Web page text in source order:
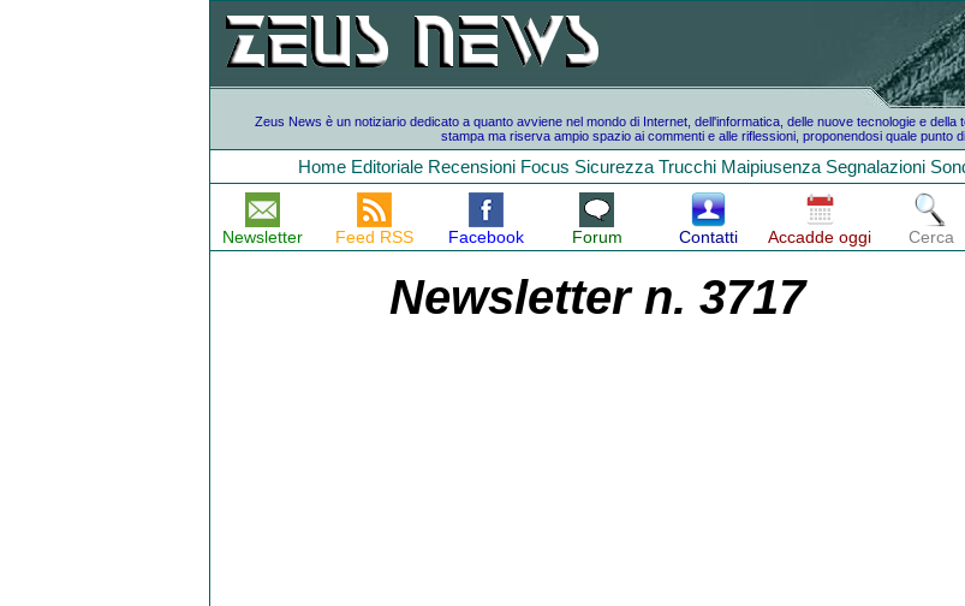
Zeus News è un notiziario dedicato a quanto avviene nel mondo di Internet, dell'informatica, delle nuove tecnologie e
stampa ma riserva ampio spazio ai commenti e alle riflessioni, proponendosi quale punto
Home Editoriale Recensioni Focus Sicurezza Trucchi Maipiusenza Segnalazioni
Newsletter Feed RSS Facebook Forum Contatti Accadde oggi Cerca
Newsletter n. 3717